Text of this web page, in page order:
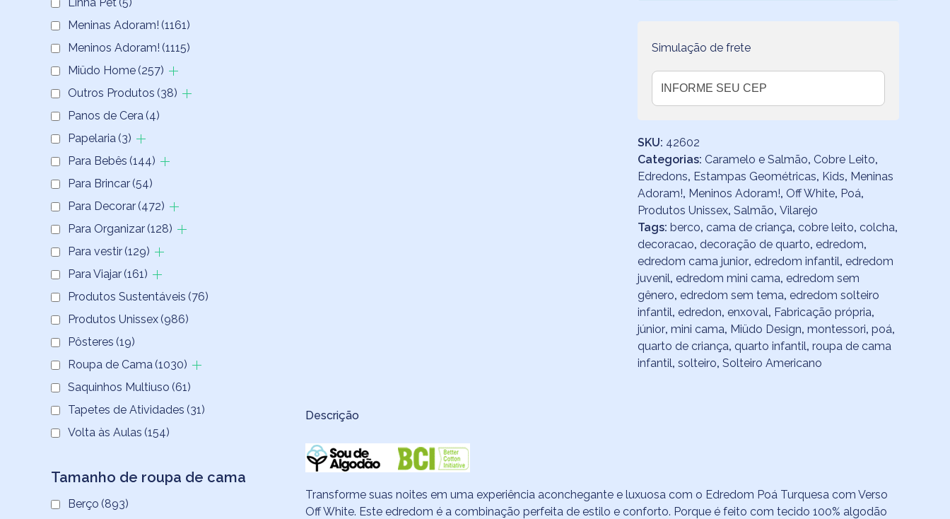
quantidade
Simulação de frete
SKU: 42602
Categorias: Caramelo e Salmão, Cobre Leito,
Edredons, Estampas Geométricas, Kids, Meninas
Adoram!, Meninos Adoram!, Off White, Poá,
Produtos Unissex,Salmão,Vilarejo
Tags:berco,cama de criança,cobre leito,colcha,
decoracao,decoração de quarto,edredom,
edredom cama junior,edredom infantil,edredom
juvenil,edredom mini cama,edredom sem
gênero,edredom sem tema,edredom solteiro
infantil,edredon,enxoval, Fabricação própria,
júnior,mini cama, Miüdo Design,montessori,poá,
quarto de criança,quarto infantil,roupa de cama
infantil,solteiro,Solteiro Americano
Descrição
Transforme suas noites em uma experiência aconchegante e luxuosa com o Edredom Poá Turquesa com Verso
Off White. Este edredom é a combinação perfeita de estilo e conforto. Porque é feito com tecido 100% algodão
Meninas Adoram! (1161)
Meninos Adoram! (1115)
Miüdo Home (257)
Outros Produtos (38)
Panos de Cera (4)
Papelaria (3)
Para Bebês (144)
Para Brincar (54)
Para Decorar (472)
Para Organizar (128)
Para vestir (129)
Para Viajar (161)
Produtos Sustentáveis (76)
Produtos Unissex (986)
Pôsteres (19)
Roupa de Cama (1030)
Saquinhos Multiuso (61)
Tapetes de Atividades (31)
Volta às Aulas (154)
Tamanho de roupa de cama
Berço (893)